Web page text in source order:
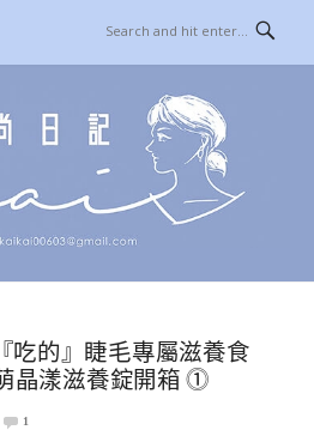
的』睫毛專屬滋養食
晶漾滋養錠開箱 ⓵
1